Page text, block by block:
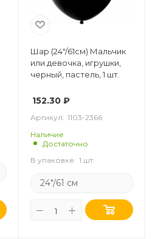
Шар (24"/61см) Мальчик
или девочка, игрушки,
черный, пастель, 1 шт.
152.30 ₽
Артикул: 1103-2366
Наличие
Достаточно
В упаковке: 1 шт.
24"/61 см